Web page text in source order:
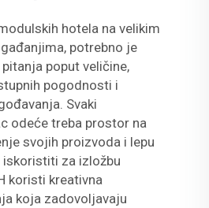
hotela na velikim
potrebno je
poput veličine,
pogodnosti i
Svaki
odeće treba prostor na
svojih proizvoda i lepu
za izložbu
koristi kreativna
koja zadovoljavaju